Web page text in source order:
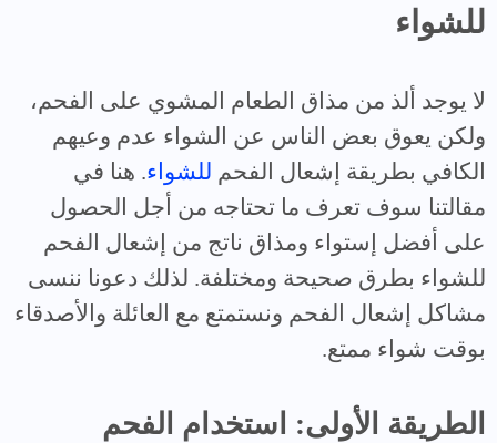
للشواء
لا يوجد ألذ من مذاق الطعام المشوي على الفحم،
ولكن يعوق بعض الناس عن الشواء عدم وعيهم
الكافي بطريقة إشعال الفحم للشواء. هنا في
مقالتنا سوف تعرف ما تحتاجه من أجل الحصول
على أفضل إستواء ومذاق ناتج من إشعال الفحم
للشواء بطرق صحيحة ومختلفة. لذلك دعونا ننسى
مشاكل إشعال الفحم ونستمتع مع العائلة والأصدقاء
بوقت شواء ممتع.
الطريقة الأولى: استخدام الفحم